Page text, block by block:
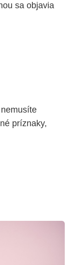
sa objavia
príznaky,